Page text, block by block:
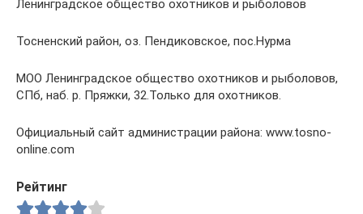
Ленинградское общество охотников и рыболовов
Тосненский район, оз. Пендиковское, пос.Нурма
МОО Ленинградское общество охотников и рыболовов,
СПб, наб. р. Пряжки, 32.Только для охотников.
Официальный сайт администрации района: www.tosno-
online.com
Рейтинг